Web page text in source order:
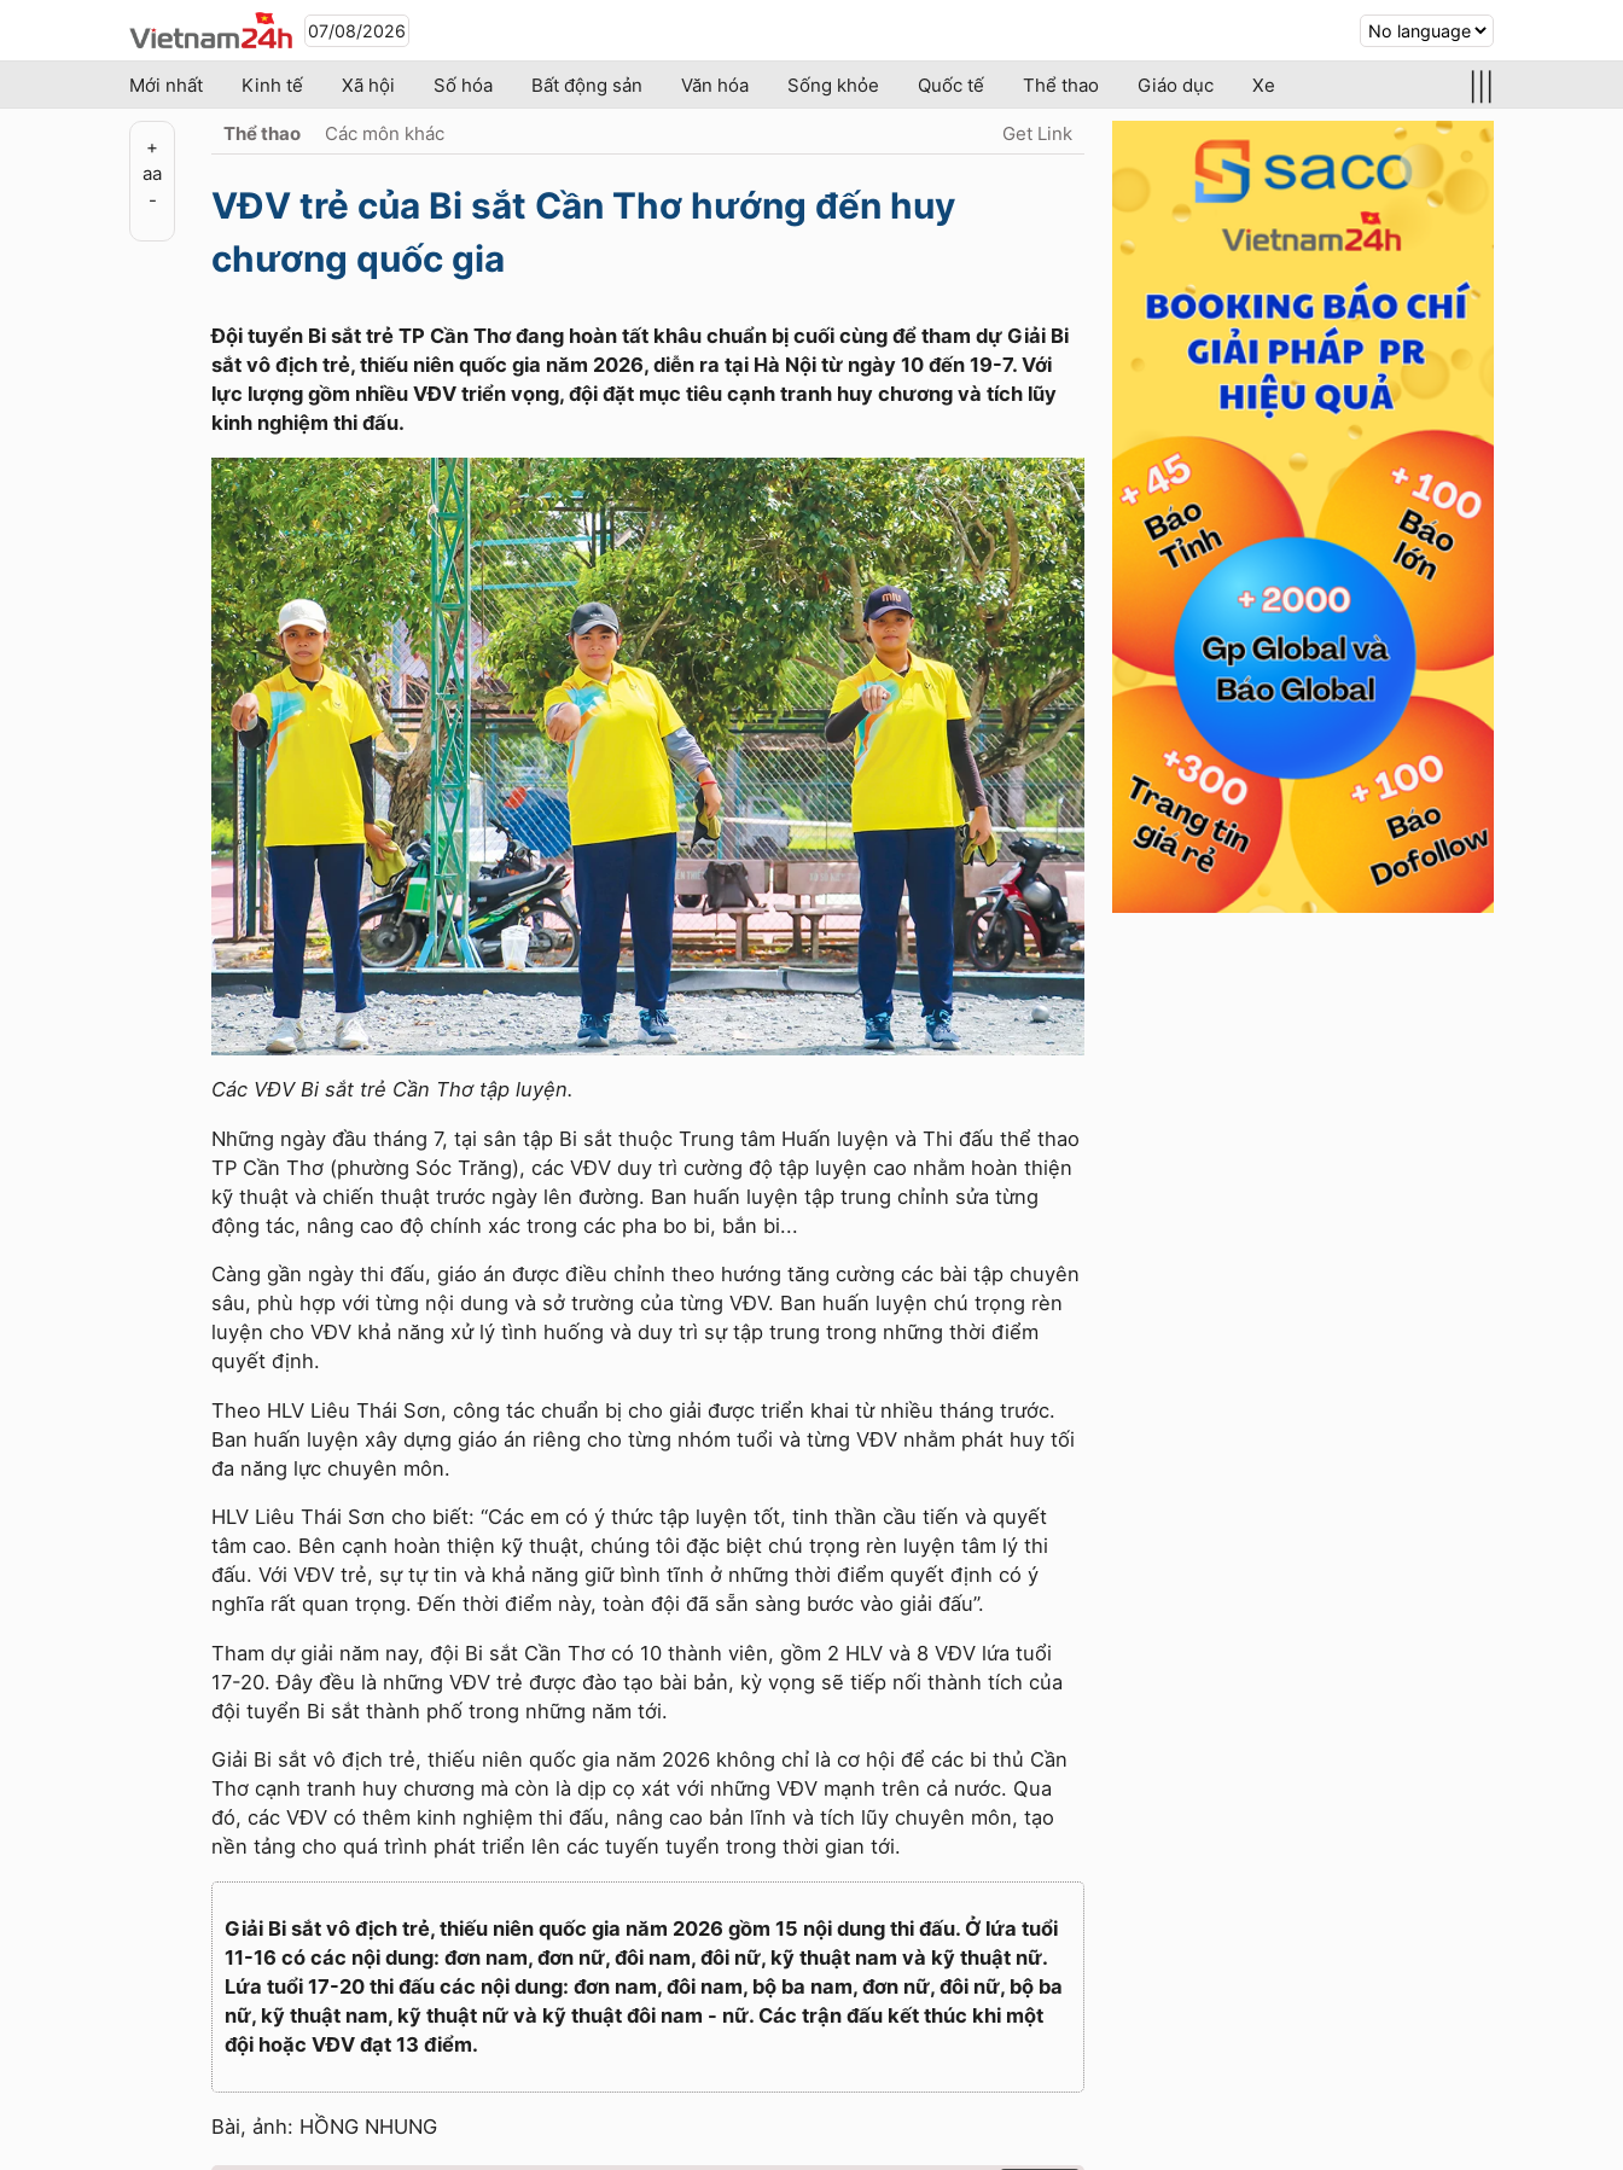
07/08/2026
Mới nhất Kinh tế Xã hội Số hóa Bất động sản Văn hóa Sống khỏe Quốc tế Thể thao Giáo dục Xe
+
aa
-
Thể thao Các môn khác Get Link
VĐV trẻ của Bi sắt Cần Thơ hướng đến huy
chương quốc gia
Đội tuyển Bi sắt trẻ TP Cần Thơ đang hoàn tất khâu chuẩn bị cuối cùng để tham dự Giải Bi
sắt vô địch trẻ, thiếu niên quốc gia năm 2026, diễn ra tại Hà Nội từ ngày 10 đến 19-7. Với
lực lượng gồm nhiều VĐV triển vọng, đội đặt mục tiêu cạnh tranh huy chương và tích lũy
kinh nghiệm thi đấu.
Các VĐV Bi sắt trẻ Cần Thơ tập luyện.
Những ngày đầu tháng 7, tại sân tập Bi sắt thuộc Trung tâm Huấn luyện và Thi đấu thể thao
TP Cần Thơ (phường Sóc Trăng), các VĐV duy trì cường độ tập luyện cao nhằm hoàn thiện
kỹ thuật và chiến thuật trước ngày lên đường. Ban huấn luyện tập trung chỉnh sửa từng
động tác, nâng cao độ chính xác trong các pha bo bi, bắn bi...
Càng gần ngày thi đấu, giáo án được điều chỉnh theo hướng tăng cường các bài tập chuyên
sâu, phù hợp với từng nội dung và sở trường của từng VĐV. Ban huấn luyện chú trọng rèn
luyện cho VĐV khả năng xử lý tình huống và duy trì sự tập trung trong những thời điểm
quyết định.
Theo HLV Liêu Thái Sơn, công tác chuẩn bị cho giải được triển khai từ nhiều tháng trước.
Ban huấn luyện xây dựng giáo án riêng cho từng nhóm tuổi và từng VĐV nhằm phát huy tối
đa năng lực chuyên môn.
HLV Liêu Thái Sơn cho biết: “Các em có ý thức tập luyện tốt, tinh thần cầu tiến và quyết
tâm cao. Bên cạnh hoàn thiện kỹ thuật, chúng tôi đặc biệt chú trọng rèn luyện tâm lý thi
đấu. Với VĐV trẻ, sự tự tin và khả năng giữ bình tĩnh ở những thời điểm quyết định có ý
nghĩa rất quan trọng. Đến thời điểm này, toàn đội đã sẵn sàng bước vào giải đấu”.
Tham dự giải năm nay, đội Bi sắt Cần Thơ có 10 thành viên, gồm 2 HLV và 8 VĐV lứa tuổi
17-20. Đây đều là những VĐV trẻ được đào tạo bài bản, kỳ vọng sẽ tiếp nối thành tích của
đội tuyển Bi sắt thành phố trong những năm tới.
Giải Bi sắt vô địch trẻ, thiếu niên quốc gia năm 2026 không chỉ là cơ hội để các bi thủ Cần
Thơ cạnh tranh huy chương mà còn là dịp cọ xát với những VĐV mạnh trên cả nước. Qua
đó, các VĐV có thêm kinh nghiệm thi đấu, nâng cao bản lĩnh và tích lũy chuyên môn, tạo
nền tảng cho quá trình phát triển lên các tuyến tuyển trong thời gian tới.
Giải Bi sắt vô địch trẻ, thiếu niên quốc gia năm 2026 gồm 15 nội dung thi đấu. Ở lứa tuổi
11-16 có các nội dung: đơn nam, đơn nữ, đôi nam, đôi nữ, kỹ thuật nam và kỹ thuật nữ.
Lứa tuổi 17-20 thi đấu các nội dung: đơn nam, đôi nam, bộ ba nam, đơn nữ, đôi nữ, bộ ba
nữ, kỹ thuật nam, kỹ thuật nữ và kỹ thuật đôi nam - nữ. Các trận đấu kết thúc khi một
đội hoặc VĐV đạt 13 điểm.
Bài, ảnh: HỒNG NHUNG